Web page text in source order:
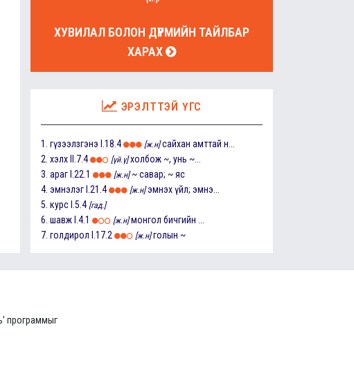
ХУВИЛАЛ БОЛОН ДҮРМИЙН ТАЙЛБАР
ХАРАХ
ЭРЭЛТТЭЙ ҮГС
1. гүзээлзгэнэ I.18.4 [ж.н] сайхан амттай н...
2. хэлх II.7.4 [үй.ү] холбож ~, унь ~...
3. араг I.22.1 [ж.н] ~ савар; ~ яс
4. эмнэлэг I.21.4 [ж.н] эмнэх үйл; эмнэ...
5. курс I.5.4 [гад.]
6. шавж I.4.1 [ж.н] монгол бичгийн ...
7. голдирол I.17.2 [ж.н] голын ~
программыг